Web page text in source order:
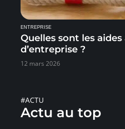
ENTREPRISE
Quelles sont les
d’entreprise ?
12 mars 2026
#ACTU
Actu au top